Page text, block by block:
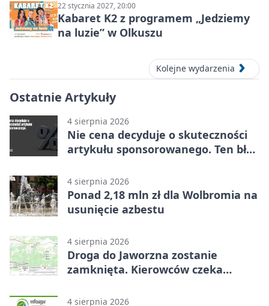
22 stycznia 2027, 20:00
Kabaret K2 z programem „Jedziemy
na luzie” w Olkuszu
Kolejne wydarzenia
Ostatnie Artykuły
4 sierpnia 2026
Nie cena decyduje o skuteczności
artykułu sponsorowanego. Ten błąd
4 sierpnia 2026
Ponad 2,18 mln zł dla Wolbromia na
usunięcie azbestu
4 sierpnia 2026
Droga do Jaworzna zostanie
zamknięta. Kierowców czeka
4 sierpnia 2026